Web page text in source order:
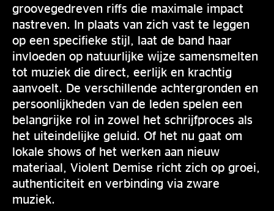
groovegedreven riffs die maximale impact
nastreven. In plaats van zich vast te leggen
op een specifieke stijl, laat de band haar
invloeden op natuurlijke wijze samensmelten
tot muziek die direct, eerlijk en krachtig
aanvoelt. De verschillende achtergronden en
persoonlijkheden van de leden spelen een
belangrijke rol in zowel het schrijfproces als
het uiteindelijke geluid. Of het nu gaat om
lokale shows of het werken aan nieuw
materiaal, Violent Demise richt zich op groei,
authenticiteit en verbinding via zware
muziek.